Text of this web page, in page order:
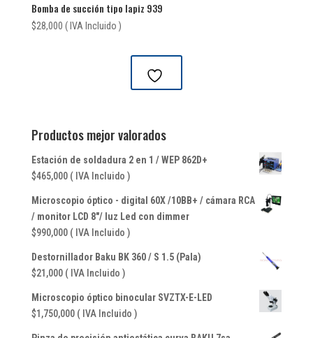
Bomba de succión tipo lapiz 939
$28,000 ( IVA Incluido )
Productos mejor valorados
Estación de soldadura 2 en 1 / WEP 862D+
$465,000 ( IVA Incluido )
Microscopio óptico - digital 60X /10BB+ / cámara RCA
/ monitor LCD 8"/ luz Led con dimmer
$990,000 ( IVA Incluido )
Destornillador Baku BK 360 / S 1.5 (Pala)
$21,000 ( IVA Incluido )
Microscopio óptico binocular SVZTX-E-LED
$1,750,000 ( IVA Incluido )